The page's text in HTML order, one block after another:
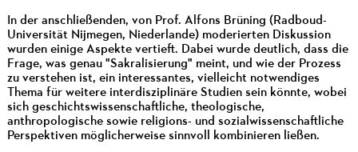
In der anschließenden, von Prof. Alfons Brüning (Radboud-
Universität Nijmegen, Niederlande) moderierten Diskussion
wurden einige Aspekte vertieft. Dabei wurde deutlich, dass die
Frage, was genau "Sakralisierung" meint, und wie der Prozess
zu verstehen ist, ein interessantes, vielleicht notwendiges
Thema für weitere interdisziplinäre Studien sein könnte, wobei
sich geschichtswissenschaftliche, theologische,
anthropologische sowie religions- und sozialwissenschaftliche
Perspektiven möglicherweise sinnvoll kombinieren ließen.